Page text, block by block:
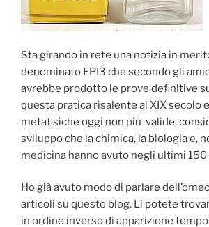
Sta girando in rete una notizia in
denominato EPI3 che secondo gli
avrebbe prodotto le prove definitive
questa pratica risalente al XIX secolo
metafisiche oggi non più valide,
sviluppo che la chimica, la biologia e,
medicina hanno avuto negli ultimi 150
Ho già avuto modo di parlare
articoli su questo blog. Li potete
in ordine inverso di apparizione